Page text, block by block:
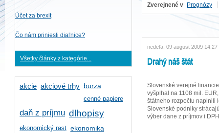
Účet za brexit
Čo nám priniesli diaľnice?
Všetky články z kategórie...
akcie akciové trhy burza
cenné papiere
daň z príjmu dlhopisy
ekonomický rast ekonomika
Zverejnené v Prognózy
nedeľa, 09 august 2009 14:27
Drahý náš štát
Slovenské verejné
vyšplhal na 1108 mil.
štátneho rozpočtu naplnili
Slovenské podniky
výber dane z príjmov i